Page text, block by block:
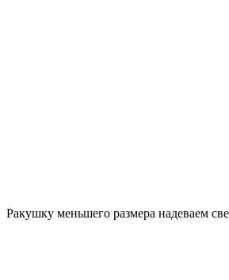
Ракушку меньшего размера надеваем